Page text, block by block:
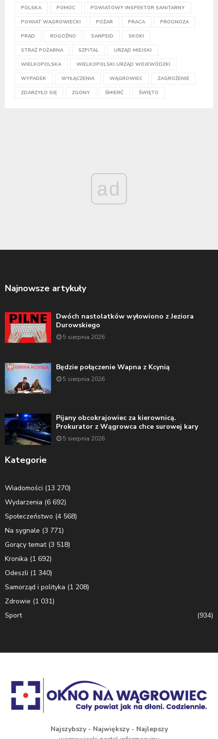
POLSKA POMOC POWIATOWY INSPEKTOR SANITARNY
POWIAT WĄGROWIECKI POŻAR PRACA PROGNOZA
PRĄD ROGOŹNO SANPEID SKOKI
STRAŻ POŻARNA SZPITAL URZĄD MIEJSKI
WIELKOPOLSKA WIELKOPOLSKI URZĄD WOJEWÓDZKI
WYPADEK WYŁĄCZENIA WĄGROWIEC ZAGROŻENIE
ZDARZYŁO SIĘ ZGONY ŚMIERĆ ŚWIĘTO
ad
Najnowsze artykuły
Dwóch nastolatków wyłowiono z Jeziora
Durowskiego
5 sierpnia 2026
Będzie połączenie Wapna z Kcynią
5 sierpnia 2026
Pijany obcokrajowiec za kierownicą.
Prokurator z Wągrowca chce surowej kary
5 sierpnia 2026
Kategorie
Wiadomości (13 270)
Wydarzenia (6 692)
Społeczeństwo (4 568)
Na sygnale (3 771)
Gorący temat(3 518)
Kronika (1 692)
Odeszli (1 340)
Samorząd i polityka (1 208)
Zdrowie (1 031)
Sport
(934)
Najszybszy - Największy - Najlepszy